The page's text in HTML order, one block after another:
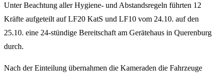
Unter Beachtung aller Hygiene- und Abstandsregeln führten 12
Kräfte aufgeteilt auf LF20 KatS und LF10 vom 24.10. auf den
25.10. eine 24-stündige Bereitschaft am Gerätehaus in Querenburg
durch.
Nach der Einteilung übernahmen die Kameraden die Fahrzeuge